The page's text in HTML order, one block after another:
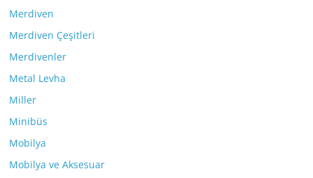
Merdiven
Merdiven Çeşitleri
Merdivenler
Metal Levha
Miller
Minibüs
Mobilya
Mobilya ve Aksesuar